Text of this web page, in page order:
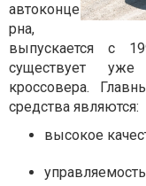
автоконце
рна,
выпускается с
существует уже
кроссовера.
средства являются:
высокое